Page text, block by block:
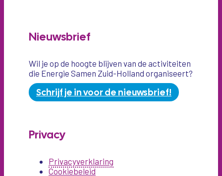
Nieuwsbrief
Wil je op de hoogte blijven van de activiteiten
die Energie Samen Zuid-Holland organiseert?
Schrijf je in voor de nieuwsbrief!
Privacy
Privacyverklaring
Cookiebeleid